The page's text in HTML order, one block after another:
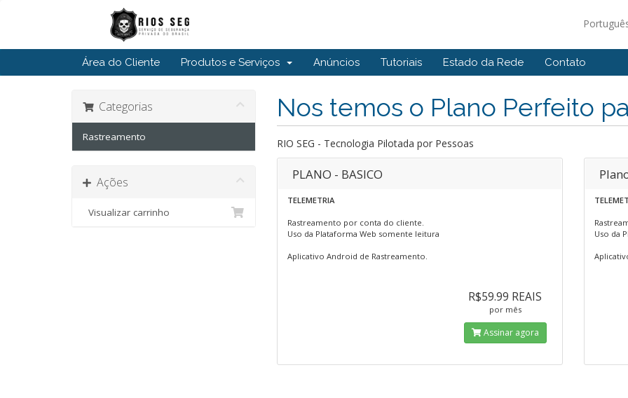
Área do Cliente Produtos e Serviços Anúncios Tutoriais Estado da Rede Contato
Categorias
Rastreamento
Ações
Visualizar carrinho
Nos temos o Plano Perfeito
RIO SEG - Tecnologia Pilotada por Pessoas
PLANO - BASICO
TELEMETRIA
Rastreamento por conta do cliente.
Uso da Plataforma Web somente leitura
Aplicativo Android de Rastreamento.
R$59.99 REAIS
por mês
Assinar agora
Uso da